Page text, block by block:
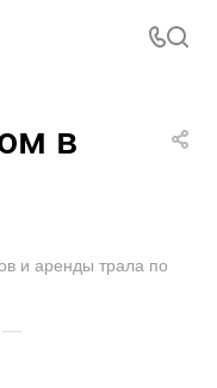
в
и аренды трала по
—